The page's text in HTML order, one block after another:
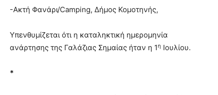
-Ακτή Φανάρι/Camping, Δήμος Κομοτηνής,
Υπενθυμίζεται ότι η καταληκτική ημερομηνία
ανάρτησης της Γαλάζιας Σημαίας ήταν η 1η Ιουλίου.
*